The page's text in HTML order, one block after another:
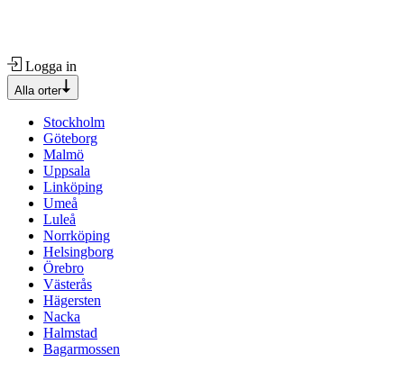
Logga in
Alla orter
Stockholm
Göteborg
Malmö
Uppsala
Linköping
Umeå
Luleå
Norrköping
Helsingborg
Örebro
Västerås
Hägersten
Nacka
Halmstad
Bagarmossen